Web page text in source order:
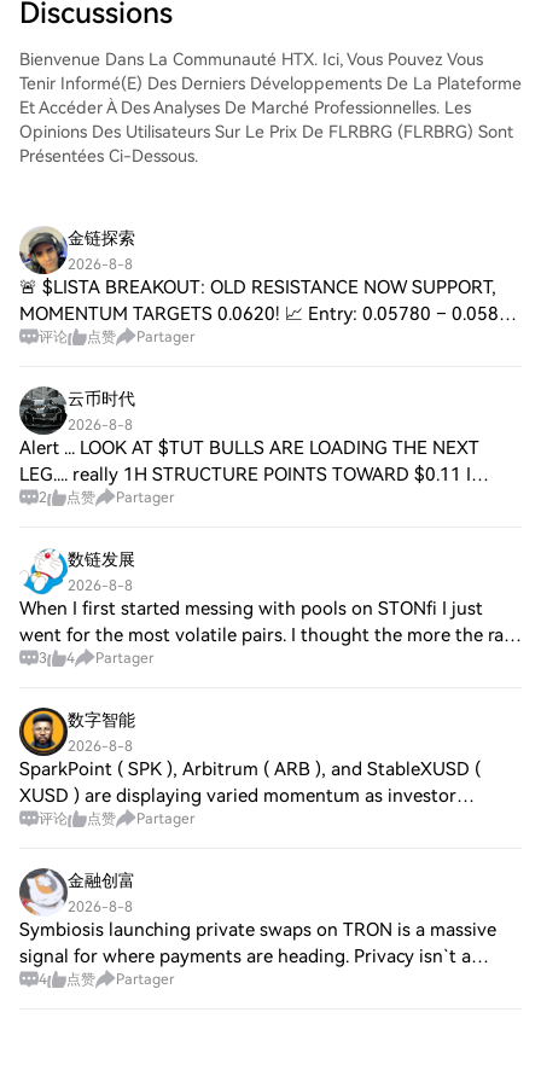
et de les suivre en temps réel. Nous offrons
une expérience conviviale aux débutants
comme aux traders chevronnés.
Discussions
Bienvenue Dans La Communauté HTX. Ici, Vous Pouvez Vous
Tenir Informé(e) Des Derniers Développements De La Plateforme
Et Accéder À Des Analyses De Marché Professionnelles. Les
Opinions Des Utilisateurs Sur Le Prix De FLRBRG (FLRBRG) Sont
Présentées Ci-Dessous.
金链探索
2026-8-8
🚨 $LISTA BREAKOUT: OLD RESISTANCE NOW SUPPORT,
MOMENTUM TARGETS 0.0620! 📈 Entry: 0.05780 – 0.05840
⚡ Target 1: 0.05950 🎯 Target 2: 0.06050 🎯 Target 3:
评论 点赞 Partager
云币时代
2026-8-8
Alert ... LOOK AT $TUT BULLS ARE LOADING THE NEXT
LEG.... really 1H STRUCTURE POINTS TOWARD $0.11 I
HAVE OPENEND CURRENTLY AGAIN LONG TRADE in $TUT
2 点赞 Partager
数链发展
2026-8-8
When I first started messing with pools on STONfi I just
went for the most volatile pairs. I thought the more the rate
jumps the more swaps happen and the more fees I get. And
3 4 Partager
数字智能
2026-8-8
SparkPoint ( SPK ), Arbitrum ( ARB ), and StableXUSD (
XUSD ) are displaying varied momentum as investor
sentiment shifts towards layer two scaling solutions and
评论 点赞 Partager
金融创富
2026-8-8
Symbiosis launching private swaps on TRON is a massive
signal for where payments are heading. Privacy isn`t a
luxury feature - it`s a baseline requirement if stablecoins
4 点赞 Partager